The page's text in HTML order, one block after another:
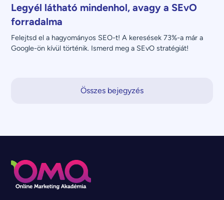
Legyél látható mindenhol, avagy a SEvO
forradalma
Felejtsd el a hagyományos SEO-t! A keresések 73%-a már a
Google-ön kívül történik. Ismerd meg a SEvO stratégiát!
Összes bejegyzés